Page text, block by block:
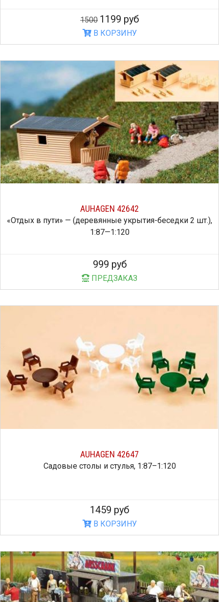
1500 1199 руб
В КОРЗИНУ
AUHAGEN 42642
«Отдых в пути» — (деревянные укрытия-беседки 2 шт.),
1:87—1:120
999 руб
ПРЕДЗАКАЗ
AUHAGEN 42647
Садовые столы и стулья, 1:87–1:120
1459 руб
В КОРЗИНУ